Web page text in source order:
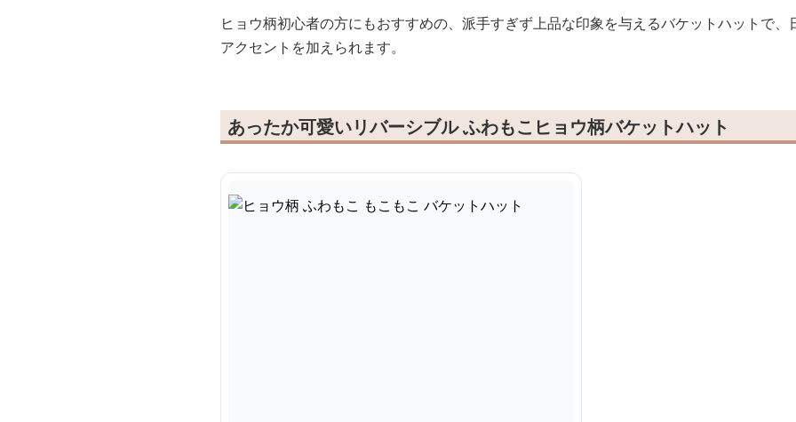
ヒョウ柄初心者の方にもおすすめの、派手すぎず上品な印象を与えるバケットハットで
アクセントを加えられます。
あったか可愛いリバーシブル ふわもこヒョウ柄バケットハット